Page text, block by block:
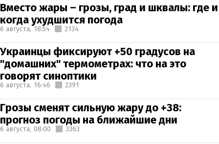
Вместо жары – грозы, град и шквалы: где и
когда ухудшится погода
6 августа, 18:54 2134
Украинцы фиксируют +50 градусов на
"домашних" термометрах: что на это
говорят синоптики
6 августа, 16:46 2391
Грозы сменят сильную жару до +38:
прогноз погоды на ближайшие дни
6 августа, 08:00 3363